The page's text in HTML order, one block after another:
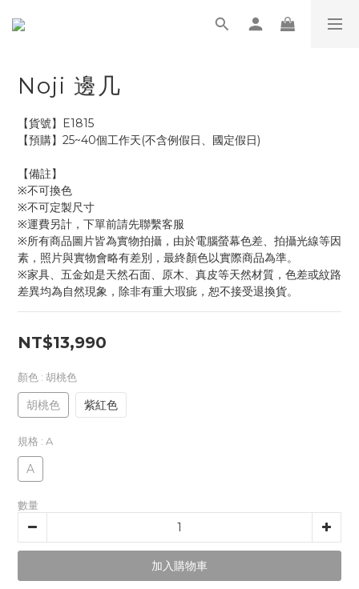
Noji 邊几
【貨號】E1815
【預購】25~40個工作天(不含例假日、國定假日)
【備註】
※不可換色
※不可定製尺寸
※運費另計，下單前請先聯繫客服
※所有商品圖片皆為實物拍攝，由於電腦螢幕色差、拍攝光線等因
素，照片與實物會略有差別，最終顏色以實際商品為準。
※家具、五金如是天然石面、原木、真皮等天然材質，色差或紋路
差異均為自然現象，除非有重大瑕疵，恕不接受退換貨。
NT$13,990
顏色 : 胡桃色
胡桃色 紫紅色
規格 : A
A
數量
加入購物車